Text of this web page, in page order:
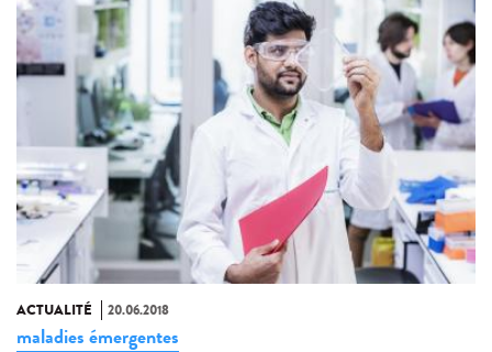
ACTUALITÉ 20.06.2018
maladies émergentes